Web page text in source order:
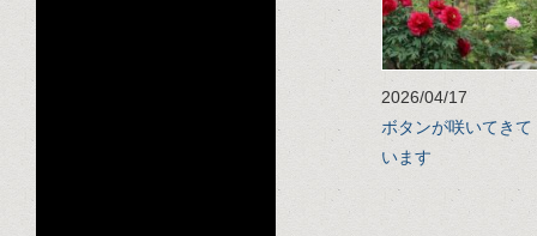
2026/04/17
ボタンが咲いてきて
います